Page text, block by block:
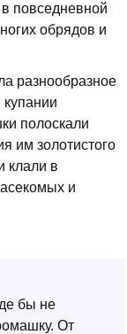
повседневной
обрядов и
разнообразное
полоскали
им золотистого
клали в
и
бы не
От